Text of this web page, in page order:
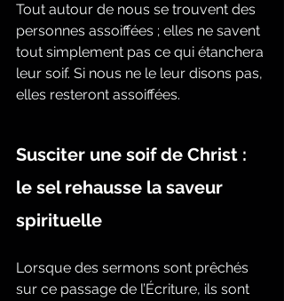
Tout autour de nous se trouvent des
personnes assoiffées ; elles ne savent
tout simplement pas ce qui étanchera
leur soif. Si nous ne le leur disons pas,
elles resteront assoiffées.
Susciter une soif de Christ :
le sel rehausse la saveur
spirituelle
Lorsque des sermons sont prêchés
sur ce passage de l’Écriture, ils sont